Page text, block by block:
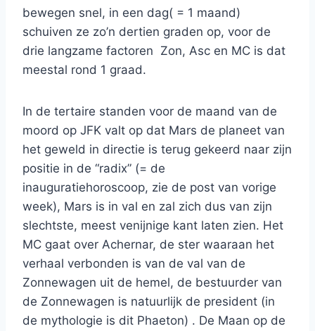
bewegen snel, in een dag( = 1 maand)
schuiven ze zo’n dertien graden op, voor de
drie langzame factoren Zon, Asc en MC is dat
meestal rond 1 graad.
In de tertaire standen voor de maand van de
moord op JFK valt op dat Mars de planeet van
het geweld in directie is terug gekeerd naar zijn
positie in de “radix” (= de
inauguratiehoroscoop, zie de post van vorige
week), Mars is in val en zal zich dus van zijn
slechtste, meest venijnige kant laten zien. Het
MC gaat over Achernar, de ster waaraan het
verhaal verbonden is van de val van de
Zonnewagen uit de hemel, de bestuurder van
de Zonnewagen is natuurlijk de president (in
de mythologie is dit Phaeton) . De Maan op de